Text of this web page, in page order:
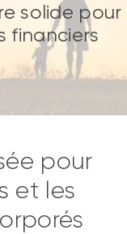
solide pour
financiers
pour
et les